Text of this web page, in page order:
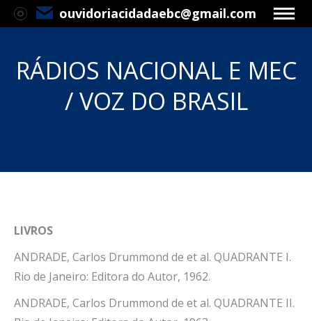
ouvidoriacidadaebc@gmail.com
RÁDIOS NACIONAL E MEC
/ VOZ DO BRASIL
LIVROS
ANDRADE, Carlos Drummond de et al. QUADRANTE I.
Rio de Janeiro: Editora do Autor, 1962.
ANDRADE, Carlos Drummond de et al. QUADRANTE II.